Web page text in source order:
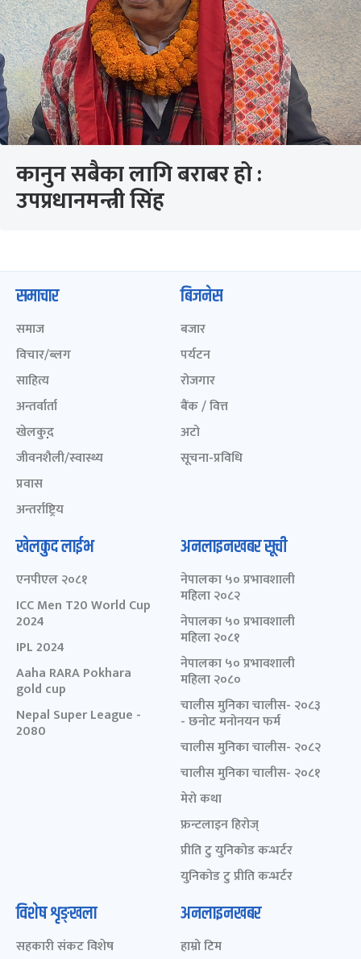
कानुन सबैका लागि बराबर हो :
उपप्रधानमन्त्री सिंह
समाचार
समाज
विचार/ब्लग
साहित्य
अन्तर्वार्ता
खेलकुद़़
जीवनशैली/स्वास्थ्य
प्रवास
अन्तर्राष्ट्रिय
बिजनेस
बजार
पर्यटन
रोजगार
बैंक / वित्त
अटो
सूचना-प्रविधि
खेलकुद लाईभ
एनपीएल २०८१
ICC Men T20 World Cup
2024
IPL 2024
Aaha RARA Pokhara
gold cup
Nepal Super League -
2080
अनलाइनखबर सूची
नेपालका ५० प्रभावशाली
महिला २०८२
नेपालका ५० प्रभावशाली
महिला २०८१
नेपालका ५० प्रभावशाली
महिला २०८०
चालीस मुनिका चालीस- २०८३
- छनोट मनोनयन फर्म
चालीस मुनिका चालीस- २०८२
चालीस मुनिका चालीस- २०८१
मेरो कथा
फ्रन्टलाइन हिरोज्
प्रीति टु युनिकोड कन्भर्टर
युनिकोड टु प्रीति कन्भर्टर
विशेष शृङ्खला
सहकारी संकट विशेष
अनलाइनखबर
हाम्रो टिम